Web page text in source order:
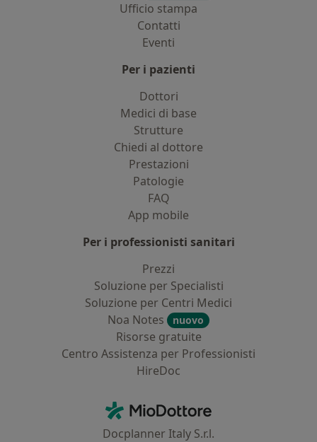
Ufficio stampa
Contatti
Eventi
Per i pazienti
Dottori
Medici di base
Strutture
Chiedi al dottore
Prestazioni
Patologie
FAQ
App mobile
Per i professionisti sanitari
Prezzi
Soluzione per Specialisti
Soluzione per Centri Medici
Noa Notes
nuovo
Risorse gratuite
Centro Assistenza per Professionisti
HireDoc
MioDottore - Homepage
Docplanner Italy S.r.l.